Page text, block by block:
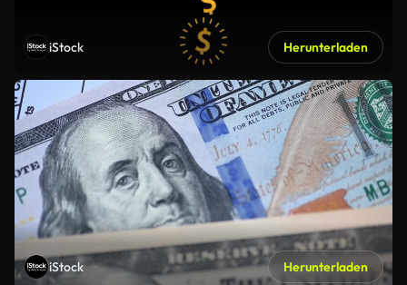
iStock Herunterladen
iStock Herunterladen